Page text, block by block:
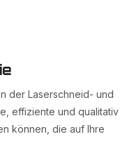
der Laserschneid- und
effiziente und qualitativ
können, die auf Ihre